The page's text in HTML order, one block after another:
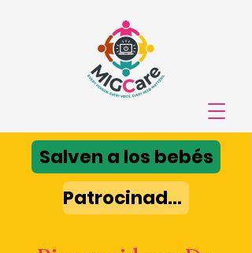
Salven a los bebés
Patrocinador de TIC